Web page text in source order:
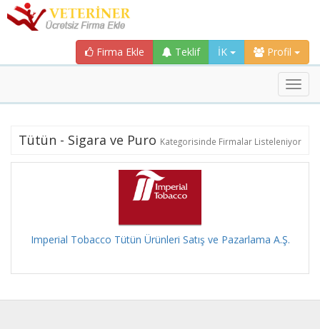
Firma Ekle Teklif İK Profil
Tütün - Sigara ve Puro Kategorisinde Firmalar Listeleniyor
Imperial Tobacco Tütün Ürünleri Satış ve Pazarlama A.Ş.